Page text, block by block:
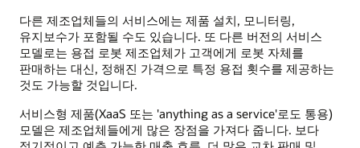
다른 제조업체들의 서비스에는 제품 설치, 모니터링,
유지보수가 포함될 수도 있습니다. 또 다른 버전의 서비스
모델로는 용접 로봇 제조업체가 고객에게 로봇 자체를
판매하는 대신, 정해진 가격으로 특정 용접 횟수를 제공하는
것도 가능할 것입니다.
서비스형 제품(XaaS 또는 'anything as a service'로도 통용)
모델은 제조업체들에게 많은 장점을 가져다 줍니다. 보다